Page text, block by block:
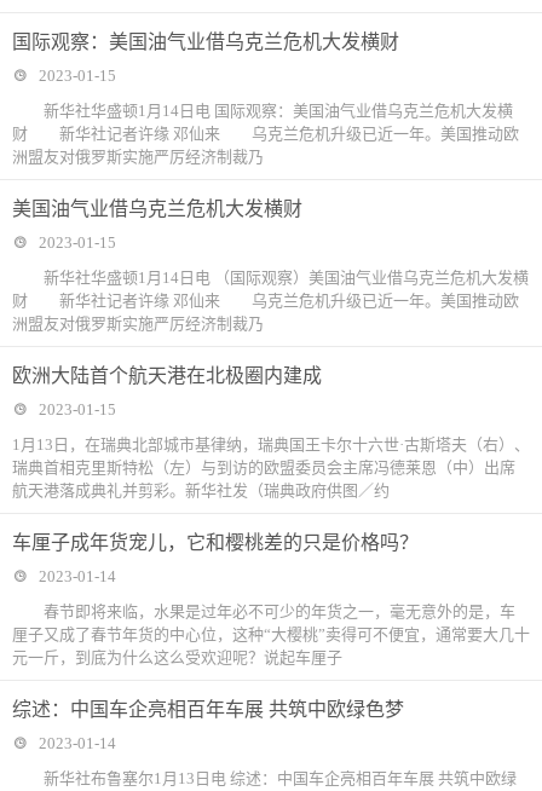
国际观察：美国油气业借乌克兰危机大发横财
2023-01-15
新华社华盛顿1月14日电 国际观察：美国油气业借乌克兰危机大发横
财 新华社记者许缘 邓仙来 乌克兰危机升级已近一年。美国推动欧
洲盟友对俄罗斯实施严厉经济制裁乃
美国油气业借乌克兰危机大发横财
2023-01-15
新华社华盛顿1月14日电 （国际观察）美国油气业借乌克兰危机大发横
财 新华社记者许缘 邓仙来 乌克兰危机升级已近一年。美国推动欧
洲盟友对俄罗斯实施严厉经济制裁乃
欧洲大陆首个航天港在北极圈内建成
2023-01-15
1月13日，在瑞典北部城市基律纳，瑞典国王卡尔十六世·古斯塔夫（右）、
瑞典首相克里斯特松（左）与到访的欧盟委员会主席冯德莱恩（中）出席
航天港落成典礼并剪彩。新华社发（瑞典政府供图／约
车厘子成年货宠儿，它和樱桃差的只是价格吗？
2023-01-14
春节即将来临，水果是过年必不可少的年货之一，毫无意外的是，车
厘子又成了春节年货的中心位，这种“大樱桃”卖得可不便宜，通常要大几十
元一斤，到底为什么这么受欢迎呢？说起车厘子
综述：中国车企亮相百年车展 共筑中欧绿色梦
2023-01-14
新华社布鲁塞尔1月13日电 综述：中国车企亮相百年车展 共筑中欧绿